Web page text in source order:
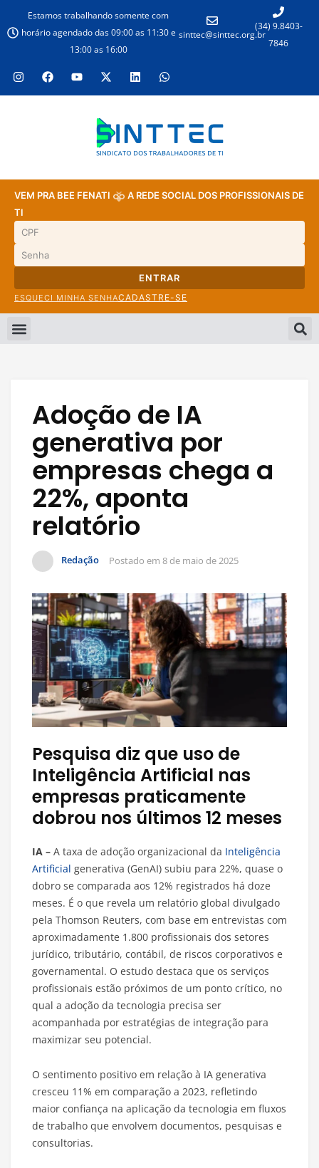
Estamos trabalhando somente com
horário agendado das 09:00 as 11:30 e
13:00 as 16:00
sinttec@sinttec.org.br
(34) 9.8403-
7846
VEM PRA BEE FENATI
A REDE SOCIAL DOS PROFISSIONAIS DE
TI
ENTRAR
ESQUECI MINHA SENHACADASTRE-SE
Adoção de IA
generativa por
empresas chega a
22%, aponta
relatório
Redação Postado em 8 de maio de 2025
Pesquisa diz que uso de
Inteligência Artificial nas
empresas praticamente
dobrou nos últimos 12 meses
IA – A taxa de adoção organizacional da Inteligência
Artificial generativa (GenAI) subiu para 22%, quase o
dobro se comparada aos 12% registrados há doze
meses. É o que revela um relatório global divulgado
pela Thomson Reuters, com base em entrevistas com
aproximadamente 1.800 profissionais dos setores
jurídico, tributário, contábil, de riscos corporativos e
governamental. O estudo destaca que os serviços
profissionais estão próximos de um ponto crítico, no
qual a adoção da tecnologia precisa ser
acompanhada por estratégias de integração para
maximizar seu potencial.
O sentimento positivo em relação à IA generativa
cresceu 11% em comparação a 2023, refletindo
maior confiança na aplicação da tecnologia em fluxos
de trabalho que envolvem documentos, pesquisas e
consultorias.